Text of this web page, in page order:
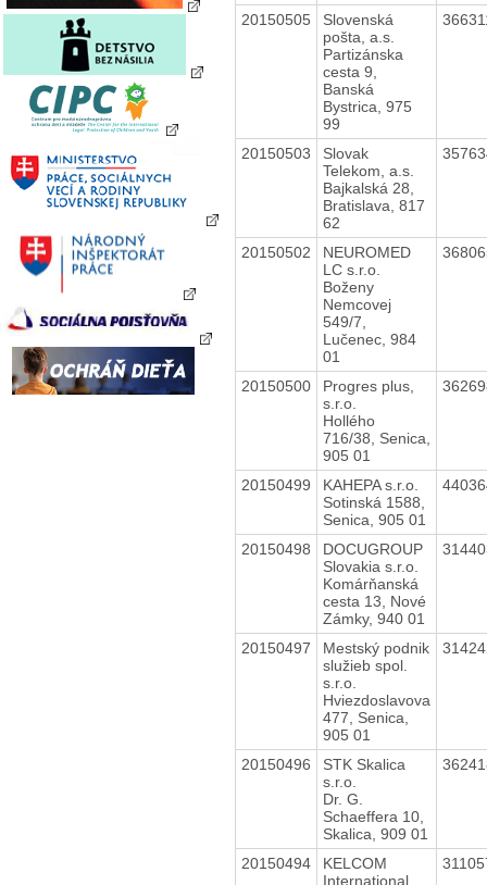
20150505
Slovenská
pošta, a.s.
Partizánska
cesta 9,
Banská
Bystrica, 975
99
20150503
Slovak
Telekom, a.s.
Bajkalská 28,
Bratislava, 817
62
20150502
NEUROMED
LC s.r.o.
Boženy
Nemcovej
549/7,
Lučenec, 984
01
20150500
Progres plus,
s.r.o.
Hollého
716/38, Senica,
905 01
20150499
KAHEPA s.r.o.
Sotinská 1588,
Senica, 905 01
20150498
DOCUGROUP
Slovakia s.r.o.
Komárňanská
cesta 13, Nové
Zámky, 940 01
20150497
Mestský podnik
služieb spol.
s.r.o.
Hviezdoslavova
477, Senica,
905 01
20150496
STK Skalica
s.r.o.
Dr. G.
Schaeffera 10,
Skalica, 909 01
20150494
KELCOM
International